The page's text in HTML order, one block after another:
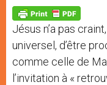
p
p
g
e
r
o
k
Jésus n’a pas
universel, d’être
comme celle de
l’invitation à «